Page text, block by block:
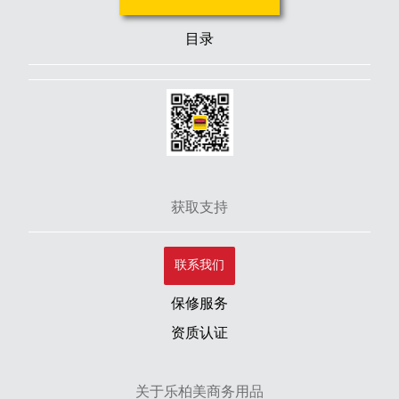
目录
获取支持
联系我们
保修服务
资质认证
关于乐柏美商务用品